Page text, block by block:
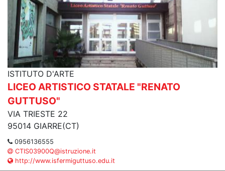
ISTITUTO D'ARTE
LICEO ARTISTICO STATALE "RENATO
GUTTUSO"
VIA TRIESTE 22
95014 GIARRE(CT)
0956136555
CTIS03900Q@istruzione.it
http://www.isfermiguttuso.edu.it